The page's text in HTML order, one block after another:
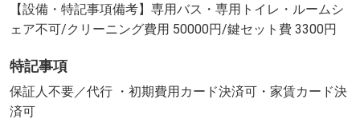
【設備・特記事項備考】専用バス・専用トイレ・ルームシ
ェア不可/クリーニング費用 50000円/鍵セット費 3300円
特記事項
保証人不要／代行 ・初期費用カード決済可・家賃カード決
済可